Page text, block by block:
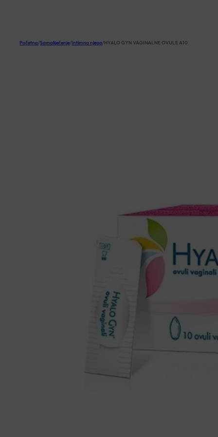
Početna/Samoliječenje/Intimna njega/HYALO GYN VAGINALNE OVULE A10